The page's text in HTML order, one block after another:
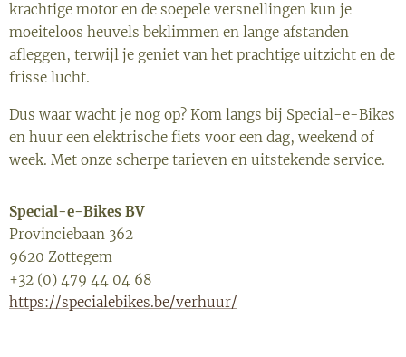
krachtige motor en de soepele versnellingen kun je
moeiteloos heuvels beklimmen en lange afstanden
afleggen, terwijl je geniet van het prachtige uitzicht en de
frisse lucht.
Dus waar wacht je nog op? Kom langs bij Special-e-Bikes
en huur een elektrische fiets voor een dag, weekend of
week. Met onze scherpe tarieven en uitstekende service.
Special-e-Bikes BV
Provinciebaan 362
9620 Zottegem
+32 (0) 479 44 04 68
https://specialebikes.be/verhuur/